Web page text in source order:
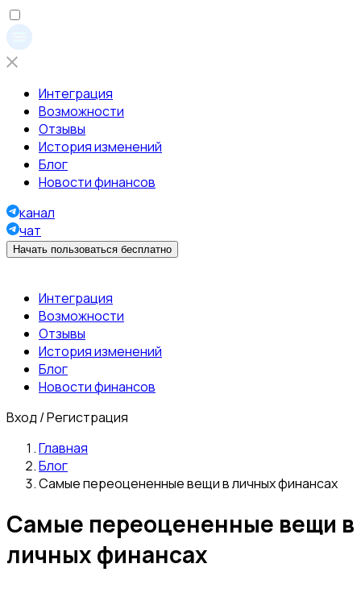
Интеграция
Возможности
Отзывы
История изменений
Блог
Новости финансов
канал
чат
Начать пользоваться бесплатно
Интеграция
Возможности
Отзывы
История изменений
Блог
Новости финансов
Вход / Регистрация
Главная
Блог
Самые переоцененные вещи в личных финансах
Самые переоцененные вещи в
личных финансах